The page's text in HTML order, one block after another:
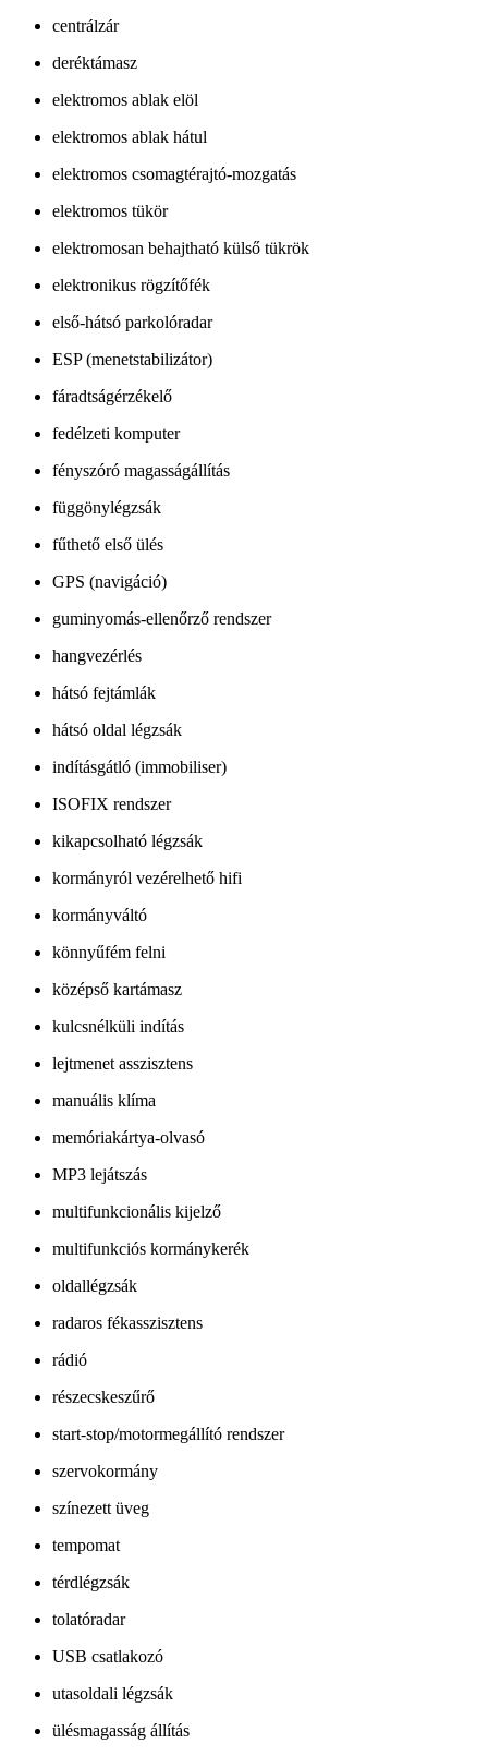
centrálzár
deréktámasz
elektromos ablak elöl
elektromos ablak hátul
elektromos csomagtérajtó-mozgatás
elektromos tükör
elektromosan behajtható külső tükrök
elektronikus rögzítőfék
első-hátsó parkolóradar
ESP (menetstabilizátor)
fáradtságérzékelő
fedélzeti komputer
fényszóró magasságállítás
függönylégzsák
fűthető első ülés
GPS (navigáció)
guminyomás-ellenőrző rendszer
hangvezérlés
hátsó fejtámlák
hátsó oldal légzsák
indításgátló (immobiliser)
ISOFIX rendszer
kikapcsolható légzsák
kormányról vezérelhető hifi
kormányváltó
könnyűfém felni
középső kartámasz
kulcsnélküli indítás
lejtmenet asszisztens
manuális klíma
memóriakártya-olvasó
MP3 lejátszás
multifunkcionális kijelző
multifunkciós kormánykerék
oldallégzsák
radaros fékasszisztens
rádió
részecskeszűrő
start-stop/motormegállító rendszer
szervokormány
színezett üveg
tempomat
térdlégzsák
tolatóradar
USB csatlakozó
utasoldali légzsák
ülésmagasság állítás